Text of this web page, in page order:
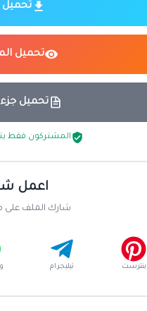
تحميل
تحميل
تحميل
المشتركون فقط
اعمل
شارك الملف على
بنترست تيليجرام